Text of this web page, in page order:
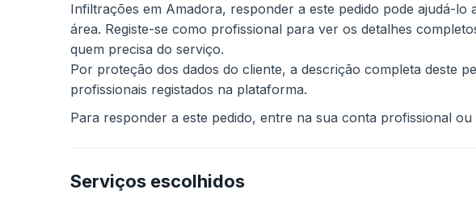
Infiltrações em Amadora, responder a este pedido pode ajudá-lo
área. Registe-se como profissional para ver os detalhes
quem precisa do serviço.
Por proteção dos dados do cliente, a descrição completa deste
profissionais registados na plataforma.
Para responder a este pedido, entre na sua conta profissional
Serviços escolhidos